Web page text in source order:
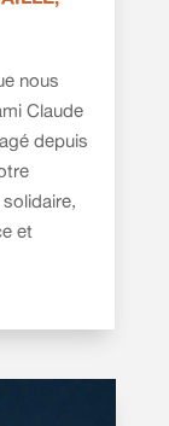
nous
Claude
depuis
et